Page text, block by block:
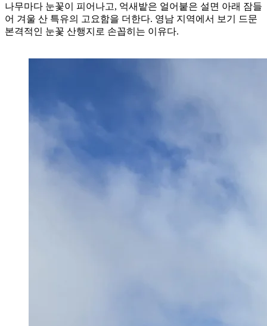
나무마다 눈꽃이 피어나고, 억새밭은 얼어붙은 설면 아래 잠들
어 겨울 산 특유의 고요함을 더한다. 영남 지역에서 보기 드문
본격적인 눈꽃 산행지로 손꼽히는 이유다.